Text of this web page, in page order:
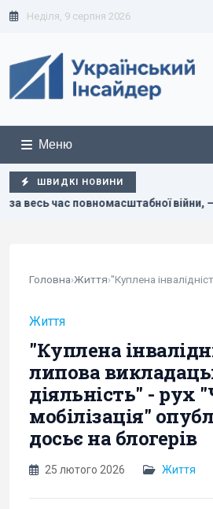
Неділя, 9 серпня 2026
Меню
ШВИДКІ НОВИНИ
війни, – Коваленко Ціль
Головна›Життя›
Життя
"Куплена
липова
діяльність" - рух
мобілізація"
досьє на блогерів
25 лютого 2026 Життя